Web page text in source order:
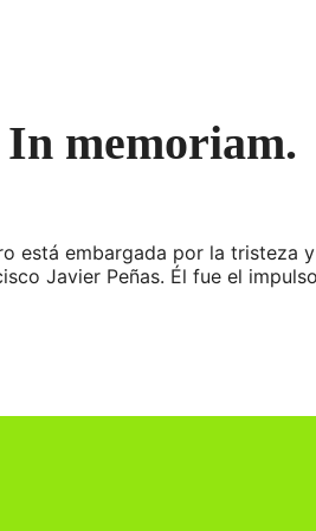
In memoriam.
está embargada por la tristeza
Javier Peñas. Él fue el